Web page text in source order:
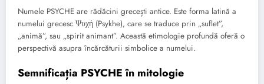
Numele PSYCHE are rădăcini grecești antice. Este forma latină a
numelui grecesc Ψυχή (Psykhe), care se traduce prin „suflet”,
„animă”, sau „spirit animant”. Această etimologie profundă oferă o
perspectivă asupra încărcăturii simbolice a numelui.
Semnificația PSYCHE în mitologie